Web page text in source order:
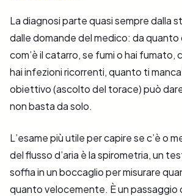
La diagnosi parte quasi sempre dalla
dalle domande del medico: da quanto
com’è il catarro, se fumi o hai fumato,
hai infezioni ricorrenti, quanto ti
obiettivo (ascolto del torace) può
non basta da solo.
L’esame più utile per capire se c’è o
del flusso d’aria è la spirometria, un
soffia in un boccaglio per misurare
quanto velocemente. È un passaggio